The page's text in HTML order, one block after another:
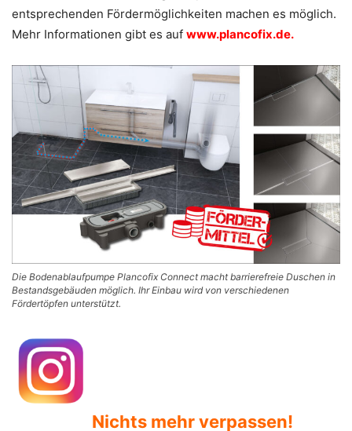
entsprechenden Fördermöglichkeiten machen es möglich.
Mehr Informationen gibt es auf www.plancofix.de.
Die Bodenablaufpumpe Plancofix Connect macht barrierefreie Duschen in
Bestandsgebäuden möglich. Ihr Einbau wird von verschiedenen
Fördertöpfen unterstützt.
Nichts mehr verpassen!